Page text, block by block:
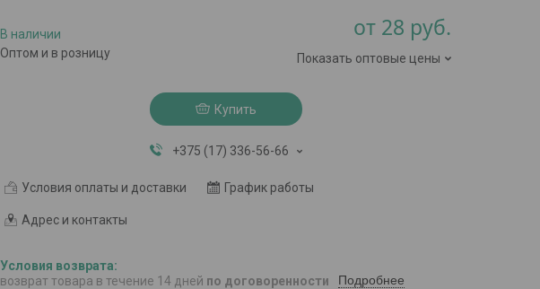
В наличии
Оптом и в розницу
от 28 руб.
Показать оптовые цены
Купить
+375 (17) 336-56-66
Условия оплаты и доставки График работы
Адрес и контакты
возврат товара в течение 14 дней по договоренности Подробнее